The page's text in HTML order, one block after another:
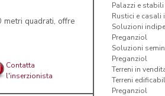
metri quadrati, offre
Contatta
l'inserzionista
Palazzi e
Rustici e casali
Soluzioni
Preganziol
Soluzioni
Preganziol
Terreni in
Terreni
Preganziol